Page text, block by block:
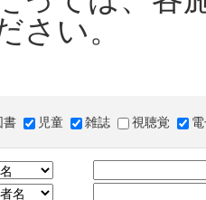
さい。
書 児童 雑誌 視聴覚